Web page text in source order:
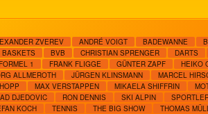
ZVEREV ANDRÉ VOIGT BADEWANNE
BASKETS BVB CHRISTIAN SPRENGER
DARTS
FORMEL 1 FRANK FLIGGE GÜNTER ZAPF
HEIKO
ALLMEROTH JÜRGEN KLINSMANN
MARCEL
MAX VERSTAPPEN MIKAELA SHIFFRIN
DJEDOVIC RON DENNIS SKI ALPIN
KOCH TENNIS THE BIG SHOW THOMAS